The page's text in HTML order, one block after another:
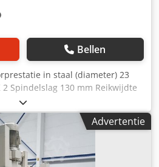
Bellen
in staal (diameter) 23
Spindelslag 130 mm Reikwijdte
x 500 mm Klemoppervlak ca.
Toerentalbereik 115
- max. ca. 535 mm Boorkop
ca. 690 kg Totaal
Afmetingen L-B-H ca. 1300 x
spilcentrum - zuilcentrum
Advertentie